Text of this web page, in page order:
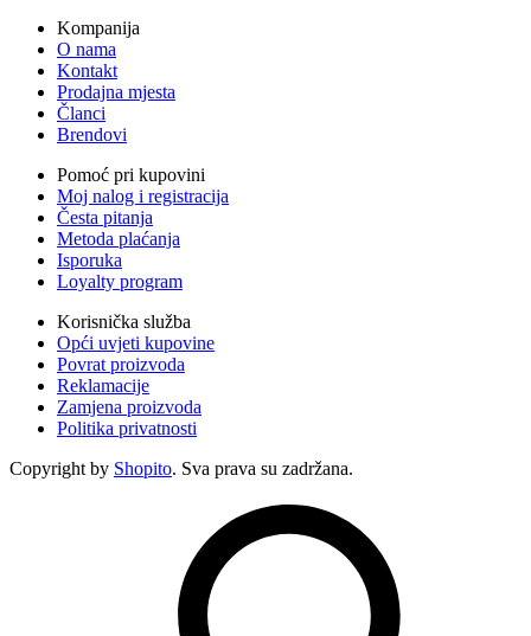
Kompanija
O nama
Kontakt
Prodajna mjesta
Članci
Brendovi
Pomoć pri kupovini
Moj nalog i registracija
Česta pitanja
Metoda plaćanja
Isporuka
Loyalty program
Korisnička služba
Opći uvjeti kupovine
Povrat proizvoda
Reklamacije
Zamjena proizvoda
Politika privatnosti
Copyright by Shopito. Sva prava su zadržana.